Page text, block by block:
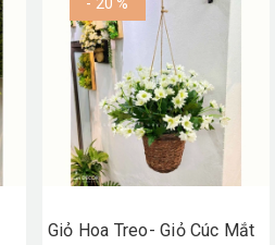
- 20 %
Giỏ Hoa Treo- Giỏ Cúc Mắt